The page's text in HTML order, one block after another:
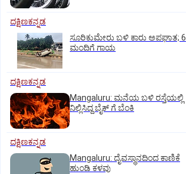
ದಕ್ಷಿಣಕನ್ನಡ
ಸೂರಿಕುಮೇರು ಬಳಿ ಕಾರು ಅಪಘಾತ; 6
ಮಂದಿಗೆ ಗಾಯ
ದಕ್ಷಿಣಕನ್ನಡ
Mangaluru: ಮನೆಯ ಬಳಿ ರಸ್ತೆಯಲ್ಲಿ
ನಿಲ್ಲಿಸಿದ್ದ ಬೈಕ್ ಗೆ ಬೆಂಕಿ
ದಕ್ಷಿಣಕನ್ನಡ
Mangaluru: ದೈವಸ್ಥಾನದಿಂದ ಕಾಣಿಕೆ
ಹುಂಡಿ ಕಳವು